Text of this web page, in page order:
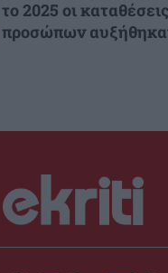
το 2025 οι
προσώπων